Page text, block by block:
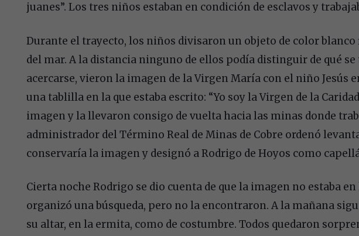
juanes”. Los tres niños estaban en condición de esclavos y
Durante el trayecto, los niños divisaron un objeto de color
del mar. A la distancia ninguno de ellos podía distinguir de qué se
acercarse, vieron la imagen de la Virgen María con el niño Jesús
una tablilla en la que estaba escrito: “Yo soy la Virgen de la
imagen y la llevaron consigo de vuelta hacia las minas donde
administrador del Término Real de Minas de Cobre ordenó
conservaría la imagen y designó a Rodrigo de Hoyos como
Cierta noche Rodrigo se dio cuenta de que la imagen no estaba
organizó una búsqueda, pero no la encontraron. A la mañana
su altar, en la ermita, como de costumbre. Todos quedaron